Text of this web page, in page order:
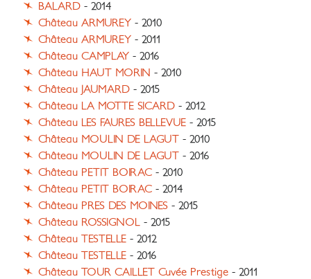
BALARD - 2014
Château ARMUREY - 2010
Château ARMUREY - 2011
Château CAMPLAY - 2016
Château HAUT MORIN - 2010
Château JAUMARD - 2015
Château LA MOTTE SICARD - 2012
Château LES FAURES BELLEVUE - 2015
Château MOULIN DE LAGUT - 2010
Château MOULIN DE LAGUT - 2016
Château PETIT BOIRAC - 2010
Château PETIT BOIRAC - 2014
Château PRES DES MOINES - 2015
Château ROSSIGNOL - 2015
Château TESTELLE - 2012
Château TESTELLE - 2016
Château TOUR CAILLET Cuvée Prestige - 2011